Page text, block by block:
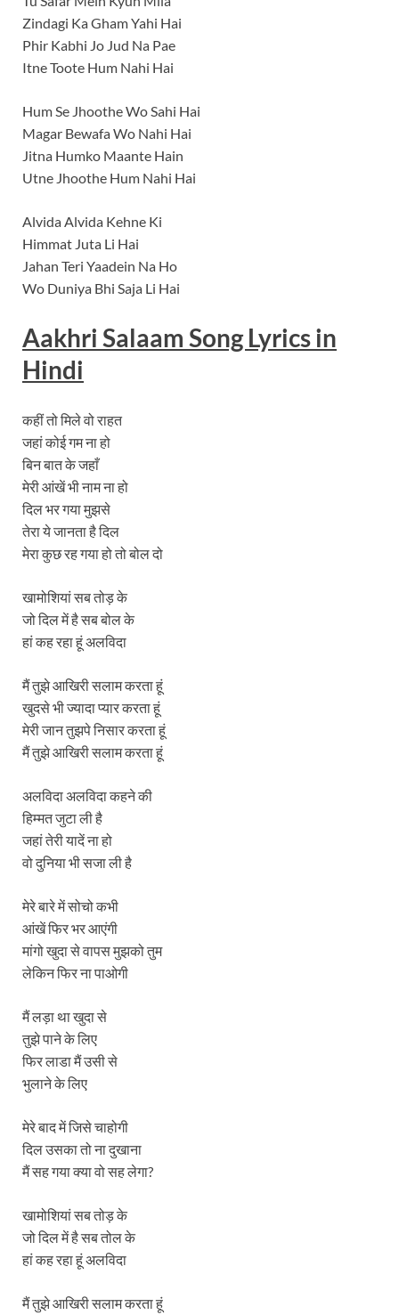
Zindagi Ka Gham Yahi Hai
Phir Kabhi Jo Jud Na Pae
Itne Toote Hum Nahi Hai
Hum Se Jhoothe Wo Sahi Hai
Magar Bewafa Wo Nahi Hai
Jitna Humko Maante Hain
Utne Jhoothe Hum Nahi Hai
Alvida Alvida Kehne Ki
Himmat Juta Li Hai
Jahan Teri Yaadein Na Ho
Wo Duniya Bhi Saja Li Hai
Aakhri Salaam Song Lyrics in
Hindi
कहीं तो मिले वो राहत
जहां कोई गम ना हो
बिन बात के जहाँ
मेरी आंखें भी नाम ना हो
दिल भर गया मुझसे
तेरा ये जानता है दिल
मेरा कुछ रह गया हो तो बोल दो
खामोशियां सब तोड़ के
जो दिल में है सब बोल के
हां कह रहा हूं अलविदा
मैं तुझे आखिरी सलाम करता हूं
खुदसे भी ज्यादा प्यार करता हूं
मेरी जान तुझपे निसार करता हूं
मैं तुझे आखिरी सलाम करता हूं
अलविदा अलविदा कहने की
हिम्मत जुटा ली है
जहां तेरी यादें ना हो
वो दुनिया भी सजा ली है
मेरे बारे में सोचो कभी
आंखें फिर भर आएंगी
मांगो खुदा से वापस मुझको तुम
लेकिन फिर ना पाओगी
मैं लड़ा था खुदा से
तुझे पाने के लिए
फिर लाडा मैं उसी से
भुलाने के लिए
मेरे बाद में जिसे चाहोगी
दिल उसका तो ना दुखाना
मैं सह गया क्या वो सह लेगा?
खामोशियां सब तोड़ के
जो दिल में है सब तोल के
हां कह रहा हूं अलविदा
मैं तुझे आखिरी सलाम करता हूं